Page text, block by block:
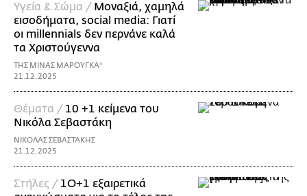
Υγεία & Σώμα / Μοναξιά, χαμηλά
εισοδήματα, social media: Γιατί
οι millennials δεν περνάνε καλά
τα Χριστούγεννα
ΤΗΣ ΜΙΝΑΣ ΜΑΡΟΥΓΚΑ*
21.12.2025
Θέματα / 10 +1 κείμενα του
Νικόλα Σεβαστάκη
ΝΙΚΟΛΑΣ ΣΕΒΑΣΤΑΚΗΣ
21.12.2025
Στήλες / 1Ο+1 εξαιρετικά